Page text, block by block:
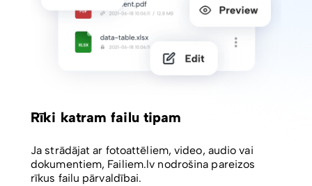
Rīki katram failu tipam
Ja strādājat ar fotoattēliem, video, audio vai
dokumentiem, Failiem.lv nodrošina pareizos
rīkus failu pārvaldībai.